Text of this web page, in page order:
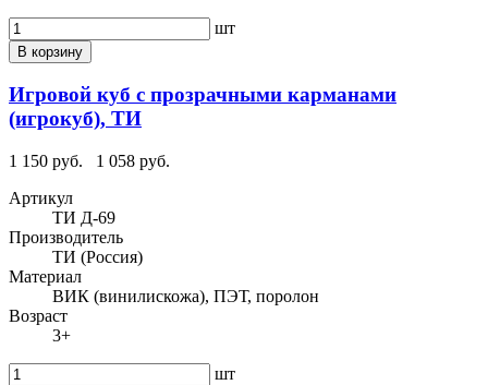
шт
В корзину
Игровой куб с прозрачными карманами
(игрокуб), ТИ
1 150 руб.
1 058 руб.
Артикул
ТИ Д-69
Производитель
ТИ (Россия)
Материал
ВИК (винилискожа), ПЭТ, поролон
Возраст
3+
шт